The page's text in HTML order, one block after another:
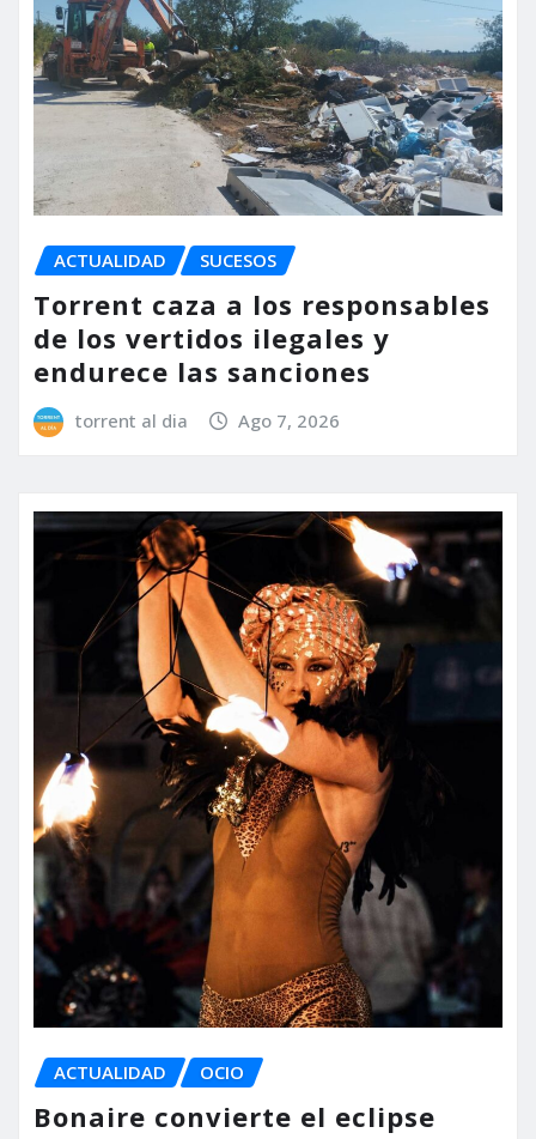
ACTUALIDAD SUCESOS
Torrent caza a los responsables
de los vertidos ilegales y
endurece las sanciones
torrent al dia Ago 7, 2026
ACTUALIDAD OCIO
Bonaire convierte el eclipse